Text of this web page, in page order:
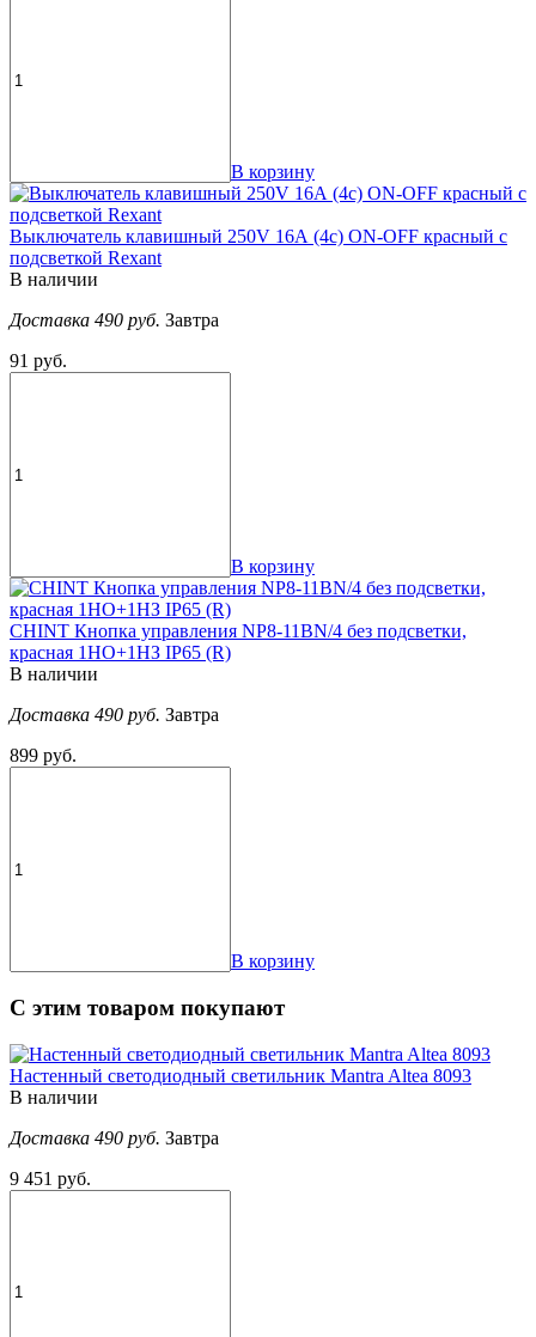
В корзину
Выключатель клавишный 250V 16А (4с) ON-OFF красный с
подсветкой Rexant
В наличии
Доставка 490 руб. Завтра
91 руб.
В корзину
CHINT Кнопка управления NP8-11BN/4 без подсветки,
красная 1НО+1НЗ IP65 (R)
В наличии
Доставка 490 руб. Завтра
899 руб.
В корзину
С этим товаром покупают
Настенный светодиодный светильник Mantra Altea 8093
В наличии
Доставка 490 руб. Завтра
9 451 руб.